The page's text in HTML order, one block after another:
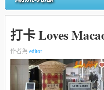
打卡 Loves
作者為 editor